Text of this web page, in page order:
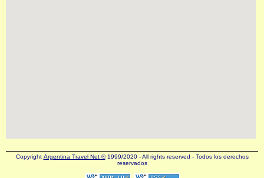
Copyright Argentina Travel Net ®1999/2020 - All rights reserved - Todos los derechos
reservados